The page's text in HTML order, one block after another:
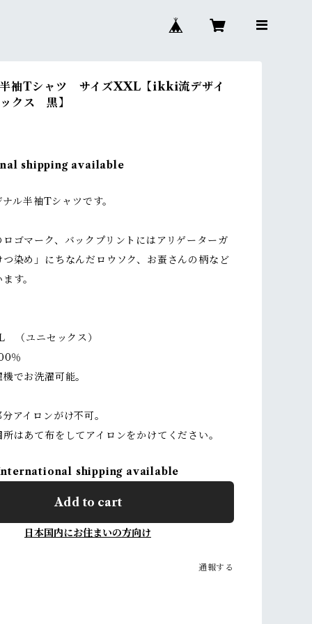
半袖Tシャツ サイズXXL【ikki流デザイ
クス 黒】
shipping available
ル半袖Tシャツです。
ゴマーク、バックプリントにはアリゲーターガ
染め」にちなんだロウソク、お蚕さんの柄など
す。
（ユニセックス）
％
でお洗濯可能。
アイロンがけ不可。
はあて布をしてアイロンをかけてください。
shipping available
Add to cart
日本国内にお住まいの方向け
通報する